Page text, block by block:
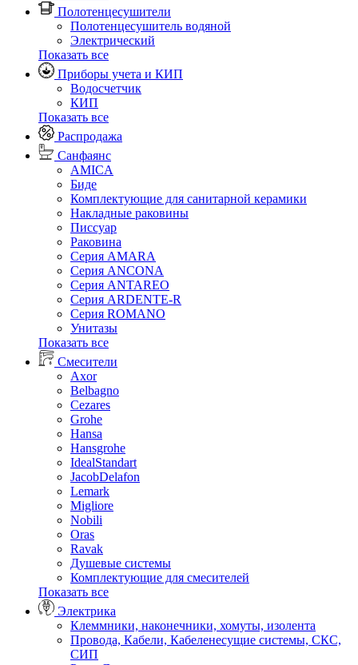
Полотенцесушители
Полотенцесушитель водяной
Электрический
Показать все
Приборы учета и КИП
Водосчетчик
КИП
Показать все
Распродажа
Санфаянс
AMICA
Биде
Комплектующие для санитарной керамики
Накладные раковины
Писсуар
Раковина
Серия AMARA
Серия ANCONA
Серия ANTAREO
Серия ARDENTE-R
Серия ROMANO
Унитазы
Показать все
Смесители
Axor
Belbagno
Cezares
Grohe
Hansa
Hansgrohe
IdealStandart
JacobDelafon
Lemark
Migliore
Nobili
Oras
Ravak
Душевые системы
Комплектующие для смесителей
Показать все
Электрика
Клеммники, наконечники, хомуты, изолента
Провода, Кабели, Кабеленесущие системы, СКС,
СИП